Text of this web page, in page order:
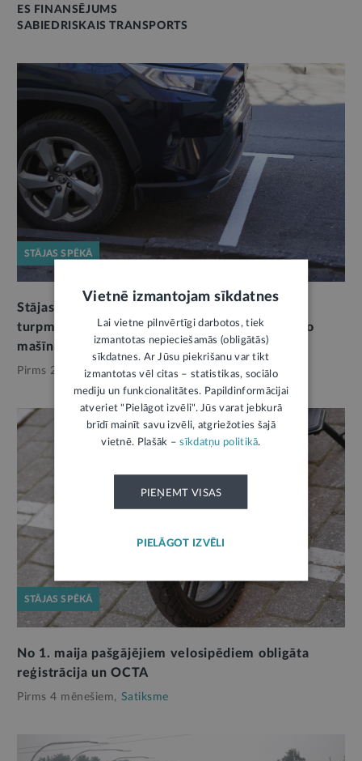
ES FINANSĒJUMS
SABIEDRISKAIS TRANSPORTS
STĀJAS SPĒKĀ
Stājas spēkā grozījumi Ceļu satiksmes likumā:
turpmāk stāvvietas caurlaide obligāti jānovieto
mašīnas salonā pie vējstikla
4
Pirms 2 mēnešiem, Satiksme
STĀJAS SPĒKĀ
No 1. maija pašgājējiem velosipēdiem obligāta
reģistrācija un OCTA
Pirms 4 mēnešiem, Satiksme
Vietnē izmantojam sīkdatnes
Lai vietne pilnvērtīgi darbotos, tiek
izmantotas nepieciešamās (obligātās)
sīkdatnes. Ar Jūsu piekrišanu var tikt
izmantotas vēl citas – statistikas, sociālo
mediju un funkcionalitātes. Papildinformācijai
atveriet "Pielāgot izvēli". Jūs varat jebkurā
brīdī mainīt savu izvēli, atgriežoties šajā
vietnē. Plašāk –sīkdatņu politikā.
PIEŅEMT VISAS
PIELĀGOT IZVĒLI